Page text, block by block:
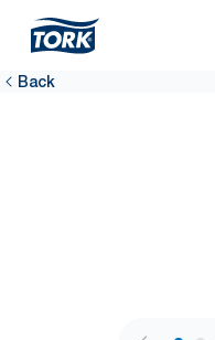
Back